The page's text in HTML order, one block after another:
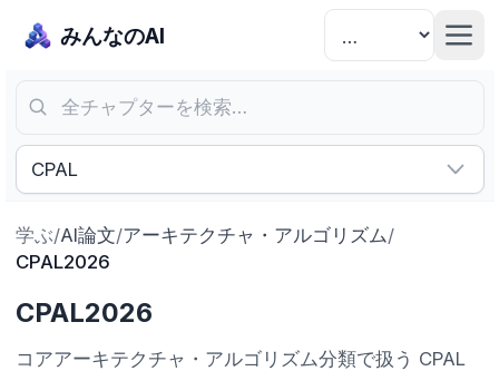
みんなのAI
全チャプターを検索…
CPAL
学ぶ/AI論文/アーキテクチャ・アルゴリズム/
CPAL2026
CPAL2026
コアアーキテクチャ・アルゴリズム分類で扱う CPAL